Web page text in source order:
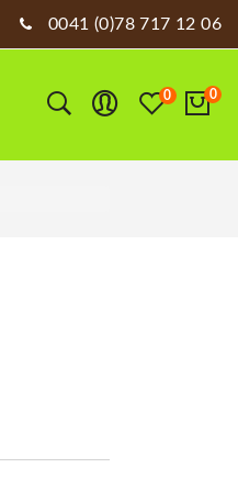
0041 (0)78 717 12 06
0 0